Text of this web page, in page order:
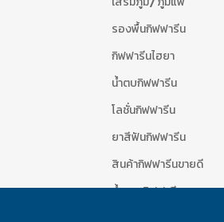
รองพื้นกิฟฟารีน
กิฟฟารีนไฮยา
น้ำตบกิฟฟารีน
โลชั่นกิฟฟารีน
ยาสีฟันกิฟฟารีน
สินค้ากิฟฟารีนขายดี
น้ำหอมกิฟฟารีน